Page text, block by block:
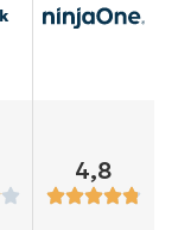
4,8